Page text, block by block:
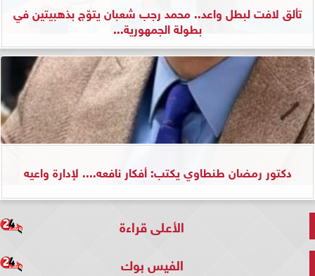
تألق لافت لبطل واعد.. محمد رجب شعبان يتوّج بذهبيتين في
بطولة الجمهورية...
دكتور رمضان طنطاوي يكتب: أفكار نافعه.... لإدارة واعيه
الأعلى قراءة
الفيس بوك